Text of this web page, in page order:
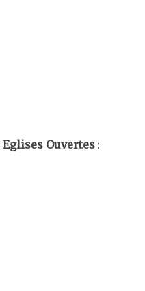
Eglises Ouvertes :